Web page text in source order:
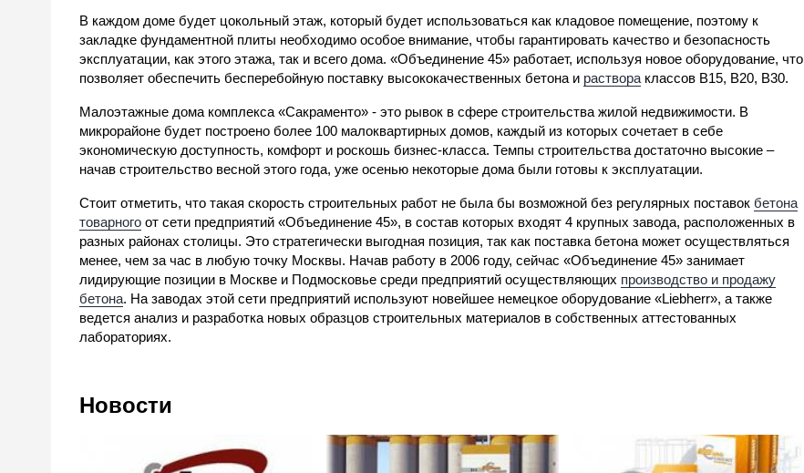
В каждом доме будет цокольный этаж, который будет использоваться как кладовое помещение, поэтому к
закладке фундаментной плиты необходимо особое внимание, чтобы гарантировать качество и безопасность
эксплуатации, как этого этажа, так и всего дома. «Объединение 45» работает, используя новое оборудование, что
позволяет обеспечить бесперебойную поставку высококачественных бетона и раствора классов В15, В20, В30.
Малоэтажные дома комплекса «Сакраменто» - это рывок в сфере строительства жилой недвижимости. В
микрорайоне будет построено более 100 малоквартирных домов, каждый из которых сочетает в себе
экономическую доступность, комфорт и роскошь бизнес-класса. Темпы строительства достаточно высокие –
начав строительство весной этого года, уже осенью некоторые дома были готовы к эксплуатации.
Стоит отметить, что такая скорость строительных работ не была бы возможной без регулярных поставок бетона
товарного от сети предприятий «Объединение 45», в состав которых входят 4 крупных завода, расположенных в
разных районах столицы. Это стратегически выгодная позиция, так как поставка бетона может осуществляться
менее, чем за час в любую точку Москвы. Начав работу в 2006 году, сейчас «Объединение 45» занимает
лидирующие позиции в Москве и Подмосковье среди предприятий осуществляющих производство и продажу
бетона. На заводах этой сети предприятий используют новейшее немецкое оборудование «Liebherr», а также
ведется анализ и разработка новых образцов строительных материалов в собственных аттестованных
лабораториях.
Новости